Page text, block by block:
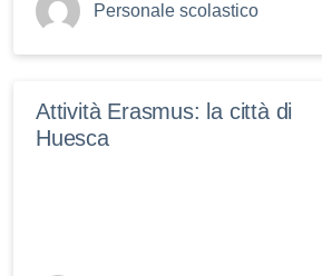
Personale scolastico
Attività Erasmus: la città di
Huesca